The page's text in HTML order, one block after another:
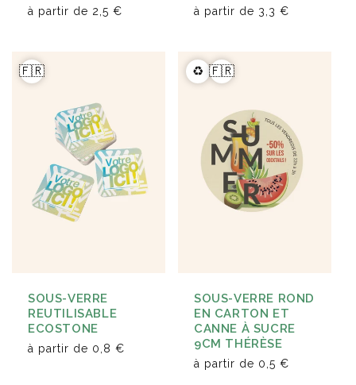
à partir de 2,5 € à partir de 3,3 €
🇫🇷
SOUS-VERRE
REUTILISABLE
ECOSTONE
à partir de 0,8 €
♻️ 🇫🇷
SOUS-VERRE ROND
EN CARTON ET
CANNE À SUCRE
9CM THÉRÈSE
à partir de 0,5 €